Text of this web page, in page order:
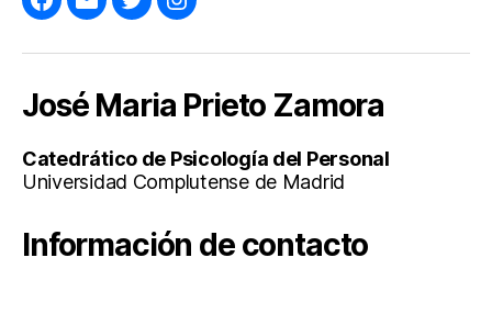
Facebook
CorreoTwitterInstagram
José Maria Prieto Zamora
Catedrático de Psicología del Personal
Universidad Complutense de Madrid
Información de contacto